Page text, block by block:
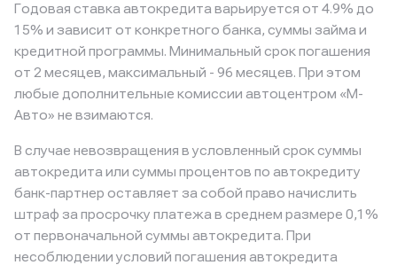
Годовая ставка автокредита варьируется от 4.9% до
15% и зависит от конкретного банка, суммы займа и
кредитной программы. Минимальный срок погашения
от 2 месяцев, максимальный - 96 месяцев. При этом
любые дополнительные комиссии автоцентром «М-
Авто» не взимаются.
В случае невозвращения в условленный срок суммы
автокредита или суммы процентов по автокредиту
банк-партнер оставляет за собой право начислить
штраф за просрочку платежа в среднем размере 0,1%
от первоначальной суммы автокредита. При
несоблюдении условий погашения автокредита